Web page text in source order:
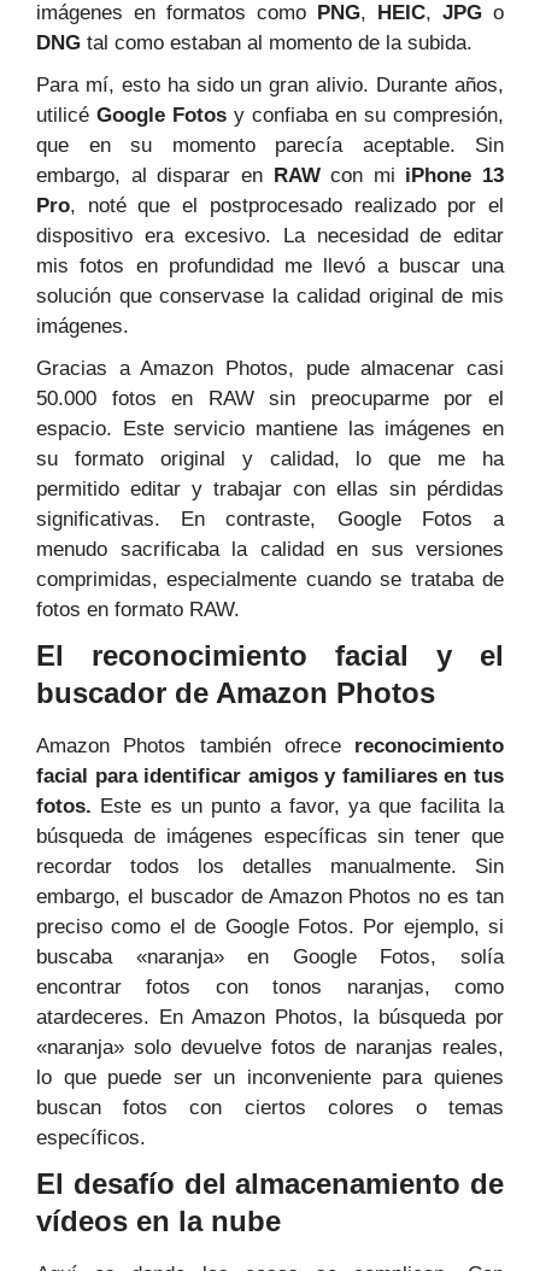
imágenes en formatos como
PNG, HEIC, JPG o
DNG tal como estaban al momento de la subida.
Para mí, esto ha sido un gran alivio. Durante años,
utilicé Google Fotos y confiaba en su compresión,
que en su momento parecía aceptable. Sin
embargo, al disparar en
RAWcon mi iPhone 13
Pro, noté que el postprocesado realizado por el
dispositivo era excesivo. La necesidad de editar
mis fotos en profundidad me llevó a buscar una
solución que conservase la calidad original de mis
imágenes.
Gracias a Amazon Photos, pude almacenar casi
50.000 fotos en RAW sin preocuparme por el
espacio. Este servicio mantiene las imágenes en
su formato original y calidad, lo que me ha
permitido editar y trabajar con ellas sin pérdidas
significativas. En contraste, Google Fotos a
menudo sacrificaba la calidad en sus versiones
comprimidas, especialmente cuando se trataba de
fotos en formato RAW.
El reconocimiento facial y el
buscador de Amazon Photos
Amazon Photos también ofrece reconocimiento
facial para identificar amigos y familiares en tus
fotos. Este es un punto a favor, ya que facilita la
búsqueda de imágenes específicas sin tener que
recordar todos los detalles manualmente. Sin
embargo, el buscador de Amazon Photos no es tan
preciso como el de Google Fotos. Por ejemplo, si
buscaba «naranja» en Google Fotos, solía
encontrar fotos con tonos naranjas, como
atardeceres. En Amazon Photos, la búsqueda por
«naranja» solo devuelve fotos de naranjas reales,
lo que puede ser un inconveniente para quienes
buscan fotos con ciertos colores o temas
específicos.
El desafío del almacenamiento de
vídeos en la nube